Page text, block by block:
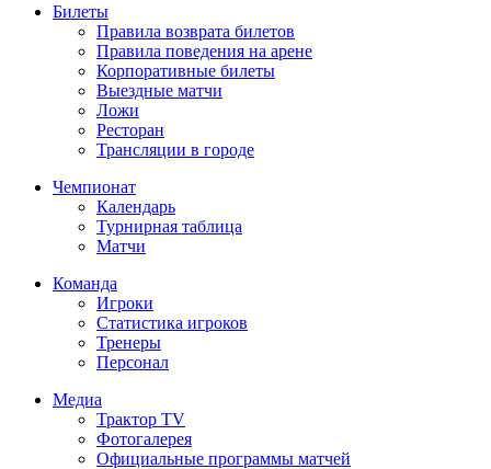
Билеты
Правила возврата билетов
Правила поведения на арене
Корпоративные билеты
Выездные матчи
Ложи
Ресторан
Трансляции в городе
Чемпионат
Календарь
Турнирная таблица
Матчи
Команда
Игроки
Статистика игроков
Тренеры
Персонал
Медиа
Трактор TV
Фотогалерея
Официальные программы матчей